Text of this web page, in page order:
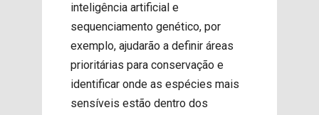
inteligência artificial e
sequenciamento genético, por
exemplo, ajudarão a definir áreas
prioritárias para conservação e
identificar onde as espécies mais
sensíveis estão dentro dos